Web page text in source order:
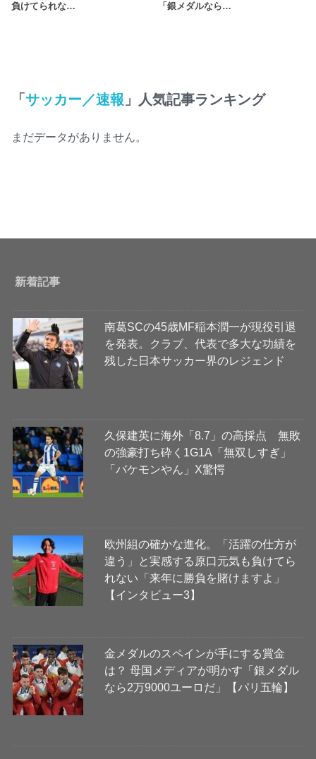
負けてられな…
「銀メダルなら…
「サッカー／速報 」人気記事ランキング
まだデータがありません。
新着記事
南葛SCの45歳MF稲本潤一が現役引退
を発表。クラブ、代表で多大な功績を
残した日本サッカー界のレジェンド
久保建英に海外「8.7」の高採点 無敗
の強豪打ち砕く1G1A「無双しすぎ」
「バケモンやん」X驚愕
欧州組の確かな進化。「活躍の仕方が
違う」と実感する原口元気も負けてら
れない「来年に勝負を賭けますよ」
【インタビュー3】
金メダルのスペインが手にする賞金
は？ 母国メディアが明かす「銀メダル
なら2万9000ユーロだ」【パリ五輪】